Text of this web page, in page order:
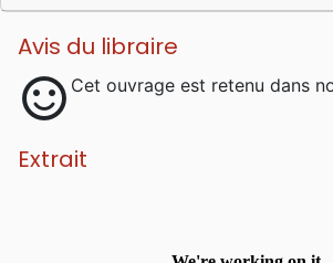
Avis du libraire
sentiment_satisfied Cet ouvrage est retenu dans
Extrait